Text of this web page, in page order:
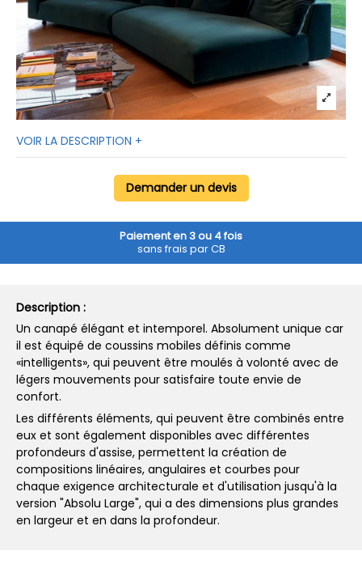
VOIR LA DESCRIPTION +
Demander un devis
Paiement en 3 ou 4 fois
sans frais par CB
Description :
Un canapé élégant et intemporel. Absolument unique car
il est équipé de coussins mobiles définis comme
«intelligents», qui peuvent être moulés à volonté avec de
légers mouvements pour satisfaire toute envie de
confort.
Les différents éléments, qui peuvent être combinés entre
eux et sont également disponibles avec différentes
profondeurs d'assise, permettent la création de
compositions linéaires, angulaires et courbes pour
chaque exigence architecturale et d'utilisation jusqu'à la
version "Absolu Large", qui a des dimensions plus grandes
en largeur et en dans la profondeur.